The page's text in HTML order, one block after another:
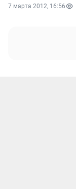
7 марта 2012, 16:56